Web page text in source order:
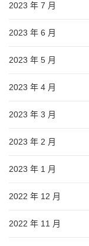
2023 年 7 月
2023 年 6 月
2023 年 5 月
2023 年 4 月
2023 年 3 月
2023 年 2 月
2023 年 1 月
2022 年 12 月
2022 年 11 月